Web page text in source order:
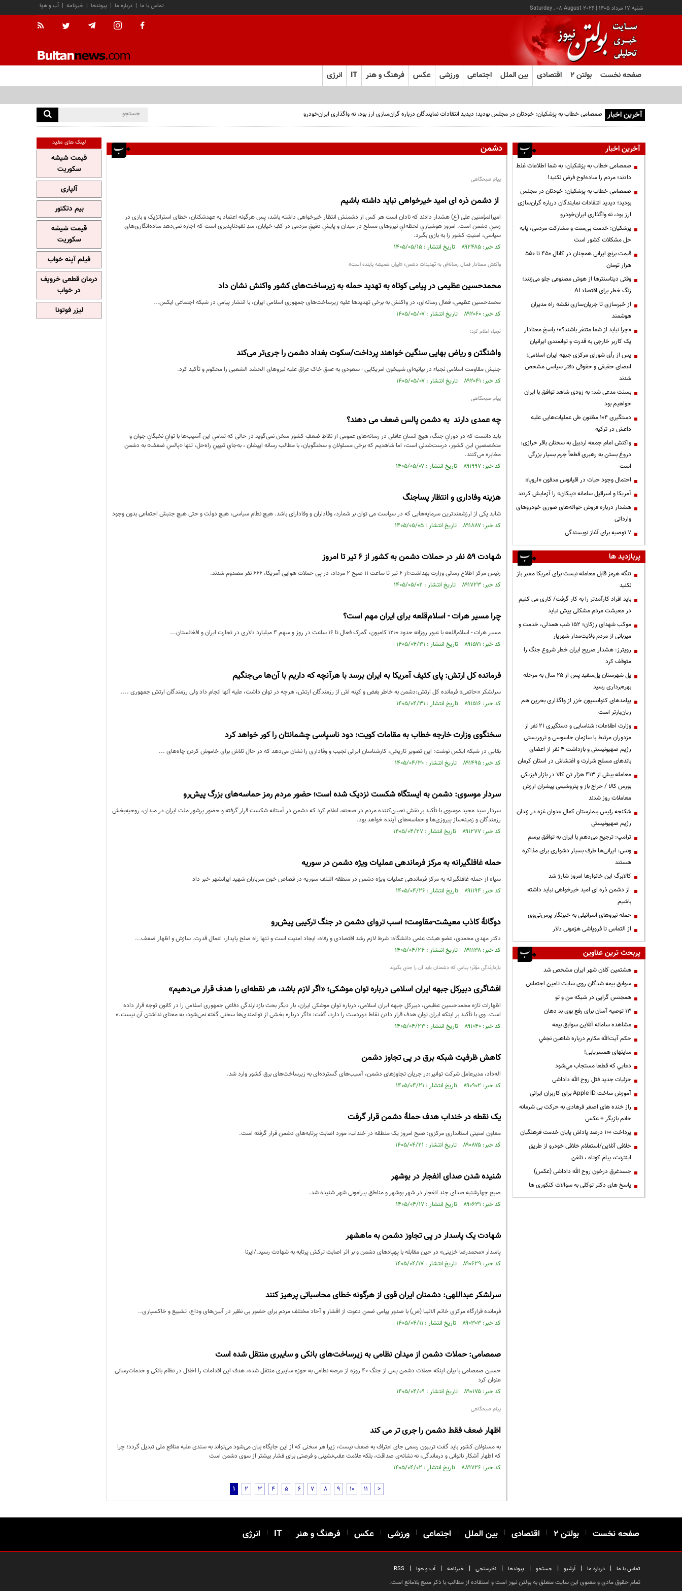
شنبه ۱۷ مرداد ۱۴۰۵ |
Saturday , 08 August 2026 آب و هوا | خبرنامه | پیوندها | درباره ما | تماس با ما
صفحه نخست بولتن ۲ اقتصادی بین الملل اجتماعی ورزشی عکس فرهنگ و هنر IT انرژی
آخرین اخبار صمصامی خطاب به پزشکیان: خودتان در مجلس بودید؛ دیدید انتقادات نمایندگان درباره گران‌سازی ارز بود، نه واگذاری ایران‌خودرو
دشمن
پیام صبحگاهی
از دشمن ذره ای امید خیرخواهی نباید داشته باشیم
امیرالمؤمنین علی (ع) هشدار دادند که نادان است هر کس از دشمنش انتظار خیرخواهی داشته باشد، پس هرگونه اعتماد به عهدشکنان، خطای استراتژیک و بازی در
زمینِ دشمن است. امروز هوشیاریِ لحظه‌ایِ نیروهای مسلح در میدان و پایشِ دقیقِ مردمی در کفِ خیابان، سدِ نفوذناپذیری است که اجازه نمی‌دهد ساده‌انگاری‌های
سیاسی، امنیتِ کشور را به بازی بگیرد.
کد خبر: ۸۹۲۴۸۵ تاریخ انتشار : ۱۴۰۵/۰۵/۱۵
واکنش معنادار فعال رسانه‌ای به تهدیدات دشمن؛ «ایران همیشه پاینده است»
محمدحسین عظیمی در پیامی کوتاه به تهدید حمله به زیرساخت‌های کشور واکنش نشان داد
محمدحسین عظیمی، فعال رسانه‌ای، در واکنش به برخی تهدیدها علیه زیرساخت‌های جمهوری اسلامی ایران، با انتشار پیامی در شبکه اجتماعی ایکس...
کد خبر: ۸۹۲۰۶۰ تاریخ انتشار : ۱۴۰۵/۰۵/۰۷
نجباء اعلام کرد:
واشنگتن و ریاض بهایی سنگین خواهند پرداخت/سکوت بغداد دشمن را جری‌تر می‌کند
جنبش مقاومت اسلامی نجباء در بیانیه‌ای شبیخون امریکایی - سعودی به عمق خاک عراق علیه نیروهای الحشد الشعبی را محکوم و تأکید کرد.
کد خبر: ۸۹۲۰۴۱ تاریخ انتشار : ۱۴۰۵/۰۵/۰۷
پیام صبحگاهی
چه عمدی دارند به دشمن پالس ضعف می دهند؟
باید دانست که در دورانِ جنگ، هیچ انسانِ عاقلی در رسانه‌های عمومی از نقاطِ ضعفِ کشور سخن نمی‌گوید در حالی که تمامیِ این آسیب‌ها با توانِ نخبگانِ جوان و
متخصصینِ این کشور، درست‌شدنی است، اما شاهدیم که برخی مسئولان و سخنگویان، با مطالب رسانه اییشان ، به‌جایِ تبیینِ راه‌حل، تنها «پالسِ ضعف» به دشمن
مخابره می‌کنند.
کد خبر: ۸۹۱۹۹۷ تاریخ انتشار : ۱۴۰۵/۰۵/۰۷
هزینه وفاداری و انتظار پساجنگ
شاید یکی از ارزشمندترین سرمایه‌هایی که در سیاست می توان بر شمارد، وفاداران و وفادارای باشد. هیچ نظام سیاسی، هیچ دولت و حتی هیچ جنبش اجتماعی بدون وجود
کد خبر: ۸۹۱۸۸۷ تاریخ انتشار : ۱۴۰۵/۰۵/۰۵
شهادت ۵۹ نفر در حملات دشمن به کشور از ۶ تیر تا امروز
رئیس مرکز اطلاع رسانی وزارت بهداشت:از ۶ تیر تا ساعت ۱۱ صبح ۲ مرداد، در پی حملات هوایی آمریکا، ۶۶۶ نفر مصدوم شدند.
کد خبر: ۸۹۱۷۲۳ تاریخ انتشار : ۱۴۰۵/۰۵/۰۲
چرا مسیر هرات - اسلام‌قلعه برای ایران مهم است؟
مسیر هرات‌ - اسلام‌قلعه با عبور روزانه حدود ۱۲۰۰ کامیون، گمرک فعال تا ۱۶ ساعت در روز و سهم ۴ میلیارد دلاری در تجارت ایران و افغانستان...
کد خبر: ۸۹۱۵۷۱ تاریخ انتشار : ۱۴۰۵/۰۴/۳۱
فرمانده کل ارتش: پای کثیف آمریکا به ایران برسد با هرآنچه که داریم با آن‌ها می‌جنگیم
سرلشکر «حاتمی» فرمانده کل ارتش:دشمن به خاطر بغض و کینه اش از رزمندگان ارتش، هرچه در توان داشت، علیه آنها انجام داد ولی رزمندگان ارتش جمهوری ....
کد خبر: ۸۹۱۵۱۶ تاریخ انتشار : ۱۴۰۵/۰۴/۳۱
سخنگوی وزارت خارجه خطاب به مقامات کویت: دود ناسپاسی چشمانتان را کور خواهد کرد
بقایی در شبکه ایکس نوشت: این تصویر تاریخی، کارشناسان ایرانی نجیب و وفاداری را نشان می‌دهد که در حال تلاش برای خاموش کردن چاه‌های ...
کد خبر: ۸۹۱۴۹۵ تاریخ انتشار : ۱۴۰۵/۰۴/۳۰
سردار موسوی: دشمن به ایستگاه شکست نزدیک شده است؛ حضور مردم رمز حماسه‌های بزرگ پیش‌رو
سردار سید مجید موسوی با تأکید بر نقش تعیین‌کننده مردم در صحنه، اعلام کرد که دشمن در آستانه شکست قرار گرفته و حضور پرشور ملت ایران در میدان، روحیه‌بخش
رزمندگان و زمینه‌ساز پیروزی‌ها و حماسه‌های آینده خواهد بود.
کد خبر: ۸۹۱۲۷۷ تاریخ انتشار : ۱۴۰۵/۰۴/۲۷
حمله غافلگیرانه به مرکز فرماندهی عملیات ویژه دشمن در سوریه
سپاه از حمله غافلگیرانه به مرکز فرماندهی عملیات ویژه دشمن در منطقه التنف سوریه در قصاص خون سربازان شهید ایرانشهر خبر داد
کد خبر: ۸۹۱۱۹۴ تاریخ انتشار : ۱۴۰۵/۰۴/۲۶
دوگانهٔ کاذب معیشت-مقاومت؛ اسب تروای دشمن در جنگ ترکیبی پیش‌رو
دکتر مهدی محمدی، عضو هیئت علمی دانشگاه: شرط لازم رشد اقتصادی و رفاه، ایجاد امنیت است و تنها راه صلح پایدار، اعمال قدرت. سازش و اظهار ضعف...
کد خبر: ۸۹۱۱۳۸ تاریخ انتشار : ۱۴۰۵/۰۴/۲۴
بازدارندگی مؤثر؛ پیامی که دشمنان باید آن را جدی بگیرند
افشاگری دبیرکل جبهه ایران اسلامی درباره توان موشکی؛ «اگر لازم باشد، هر نقطه‌ای را هدف قرار می‌دهیم»
اظهارات تازه محمدحسین عظیمی، دبیرکل جبهه ایران اسلامی، درباره توان موشکی ایران، بار دیگر بحث بازدارندگی دفاعی جمهوری اسلامی را در کانون توجه قرار داده
است. وی با تأکید بر اینکه ایران توان هدف قرار دادن نقاط دوردست را دارد، گفت: «اگر درباره بخشی از توانمندی‌ها سخنی گفته نمی‌شود، به معنای نداشتن آن نیست.»
کد خبر: ۸۹۱۰۴۰ تاریخ انتشار : ۱۴۰۵/۰۴/۲۳
کاهش ظرفیت شبکه برق در پی تجاوز دشمن
اله‌داد، مدیرعامل شرکت توانیر:در جریان تجاوزهای دشمن، آسیب‌های گسترده‌ای به زیرساخت‌های برق کشور وارد شد.
کد خبر: ۸۹۰۹۰۲ تاریخ انتشار : ۱۴۰۵/۰۴/۲۱
یک نقطه در خنداب هدف حملهٔ دشمن قرار گرفت
معاون امنیتی استانداری مرکزی: صبح امروز یک منطقه در خنداب، مورد اصابت پرتابه‌های دشمن قرار گرفته است.
کد خبر: ۸۹۰۸۷۵ تاریخ انتشار : ۱۴۰۵/۰۴/۲۱
شنیده شدن صدای انفجار در بوشهر
صبح چهارشنبه صدای چند انفجار در شهر بوشهر و مناطق پیرامونی شهر شنیده شد.
کد خبر: ۸۹۰۶۳۱ تاریخ انتشار : ۱۴۰۵/۰۴/۱۷
شهادت یک پاسدار در پی تجاوز دشمن به ماهشهر
پاسدار «محمدرضا خزینی» در حین مقابله با پهپادهای دشمن و بر اثر اصابت ترکش پرتابه به شهادت رسید./ایرنا
کد خبر: ۸۹۰۶۲۹ تاریخ انتشار : ۱۴۰۵/۰۴/۱۷
سرلشکر عبداللهی: دشمنان ایران قوی از هرگونه خطای محاسباتی پرهیز کنند
فرمانده قرارگاه مرکزی خاتم الانبیا (ص) با صدور پیامی ضمن دعوت از اقشار و آحاد مختلف مردم برای حضور بی نظیر در آیین‌های وداع، تشییع و خاکسپاری..
کد خبر: ۸۹۰۳۰۳ تاریخ انتشار : ۱۴۰۵/۰۴/۱۱
صمصامی: حملات دشمن از میدان نظامی به زیرساخت‌های بانکی و سایبری منتقل شده است
حسین صمصامی با بیان اینکه حملات دشمن پس از جنگ ۴۰ روزه از عرصه نظامی به حوزه سایبری منتقل شده، هدف این اقدامات را اخلال در نظام بانکی و خدمات‌رسانی
عنوان کرد
کد خبر: ۸۹۰۱۷۵ تاریخ انتشار : ۱۴۰۵/۰۴/۰۹
پیام صبحگاهی
اظهار ضعف فقط دشمن را جری تر می کند
به مسئولان کشور باید گفت تریبون رسمی جای اعتراف به ضعف نیست، زیرا هر سخنی که از این جایگاه بیان می‌شود می‌تواند به سندی علیه منافع ملی تبدیل گردد؛ چرا
که اظهار آشکار ناتوانی و درماندگی، نه نشانه‌ی صداقت، بلکه علامت عقب‌نشینی و فرصتی برای فشار بیشتر از سوی دشمن است
کد خبر: ۸۸۹۷۲۶ تاریخ انتشار : ۱۴۰۵/۰۴/۰۲
1 2 3 4 5 6 7 8 9 10 11 >
آخرین اخبار
صمصامی خطاب به پزشکیان: به شما اطلاعات غلط
دادند؛ مردم را ساده‌لوح فرض نکنید!
صمصامی خطاب به پزشکیان: خودتان در مجلس
بودید؛ دیدید انتقادات نمایندگان درباره گران‌سازی
ارز بود، نه واگذاری ایران‌خودرو
پزشکیان: خدمت بی‌منت و مشارکت مردمی، پایه
حل مشکلات کشور است
قیمت‌ برنج ایرانی همچنان در کانال ۴۵۰ تا ۵۵۰
هزار تومان
وقتی دیتاسنترها از هوش مصنوعی جلو می‌زنند؛
زنگ خطر برای اقتصاد AI
از خبرسازی تا جریان‌سازی نقشه راه مدیران
هوشمند
«چرا نباید از شما متنفر باشند؟»؛ پاسخ معنادار
یک کاربر خارجی به قدرت و توانمندی ایرانیان
پس از رأی شورای مرکزی جبهه ایران اسلامی؛
اعضای حقیقی و حقوقی دفتر سیاسی مشخص
شدند
بسنت مدعی شد: به زودی شاهد توافق با ایران
خواهیم بود
دستگیری ۱۰۴ مظنون طی عملیات‌هایی علیه
داعش در ترکیه
واکنش امام جمعه اردبیل به سخنان باقر خرازی:
دروغ بستن به رهبری قطعاً جرم بسیار بزرگی
است
احتمال وجود حیات در اقیانوس مدفون «اروپا»
آمریکا و اسرائیل سامانه «پیکان» را آزمایش کردند
هشدار درباره فروش حواله‌های صوری خودروهای
وارداتی
۷ توصیه برای آغاز نویسندگی
پربازدید ها
تنگه هرمز قابل معامله نیست برای آمریکا معبر باز
نکنید
باید افراد کارآمدتر را به کار گرفت/ کاری می کنیم
در معیشت مردم مشکلی پیش نیاید
موکب شهدای رزکان؛ ۱۵۲ شب همدلی، خدمت و
میزبانی از مردم ولایت‌مدار شهریار
رویترز: هشدار صریح ایران خطر شروع جنگ را
متوقف کرد
پل شهرستان پل‌سفید پس از ۲۵ سال به مرحله
بهره‌برداری رسید
پیامدهای کنوانسیون خزر از واگذاری بحرین هم
زیان‌بارتر است
وزارت اطلاعات: شناسایی و دستگیری ۲۱ نفر از
مزدوران مرتبط با سازمان جاسوسی و تروریستی
رژیم صهیونیستی و بازداشت ۴ نفر از اعضای
باندهای مسلح شرارت و اغتشاش در استان کرمان
معامله بیش از ۴۱۳ هزار تن کالا در بازار فیزیکی
بورس کالا / حراج باز و پتروشیمی پیشران ارزش
معاملات روز شدند
شکنجه رئیس بیمارستان کمال عدوان غزه در زندان
رژیم صهیونیستی
ترامپ: ترجیح می‌دهم با ایران به توافق برسم
ونس: ایرانی‌ها طرف بسیار دشواری برای مذاکره
هستند
کالابرگ این خانوارها امروز شارژ شد
از دشمن ذره ای امید خیرخواهی نباید داشته
باشیم
حمله نیروهای اسرائیلی به خبرنگار پرس‌تی‌وی
از التماس تا فروپاشی هژمونی دلار
پربحث ترین عناوین
هشتمین کلان شهر ایران مشخص شد
سوابق بیمه شدگان روی سایت تامین اجتماعی
همجنس گرایی در شبکه من و تو
13 توصیه آسان برای رفع بوی بد دهان
مشاهده سامانه آنلاين سوابق بیمه
حكم آيت‌الله مكارم درباره شاهين نجفي
سایتهای همسریابی!
دعايي كه قطعا مستجاب مي‌شود
جزئیات جدید قتل روح الله داداشی
آموزش ساخت Apple ID برای کاربران ایرانی
راز خنده های اصغر فرهادی به حرکت بی شرمانه
خانم بازیگر + عکس
پرداخت ۱۰۰ درصد پاداش پایان خدمت فرهنگیان
خلافی آنلاین/استعلام خلافی خودرو از طریق
اینترنت، پیام کوتاه ، تلفن
جسدغرق درخون روح الله داداشی (عکس)
پاسخ های دکتر توکلی به سوالات کنکوری ها
لینک های مفید
قیمت شیشه
سکوریت
آلپاری
بیم دتکتور
قیمت شیشه
سکوریت
فیلم آپنه خواب
درمان قطعی خروپف
در خواب
لیزر فوتونا
صفحه نخست | بولتن ۲ | اقتصادی | بین الملل | اجتماعی | ورزشی | عکس | فرهنگ و هنر |
IT
| انرژی
تماس با ما | درباره ما | آرشیو | جستجو | پیوندها | نظرسنجی | خبرنامه | آب و هوا |
RSS
تمام حقوق مادی و معنوی این سایت متعلق به بولتن نیوز است و استفاده از مطالب با ذکر منبع بلامانع است.